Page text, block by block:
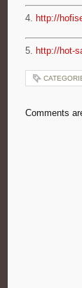
4. http://
5. http://hot-
Comments